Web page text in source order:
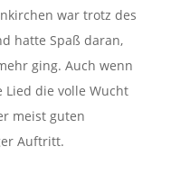
war trotz des
hatte Spaß daran,
ging. Auch wenn
die volle Wucht
meist guten
Auftritt.